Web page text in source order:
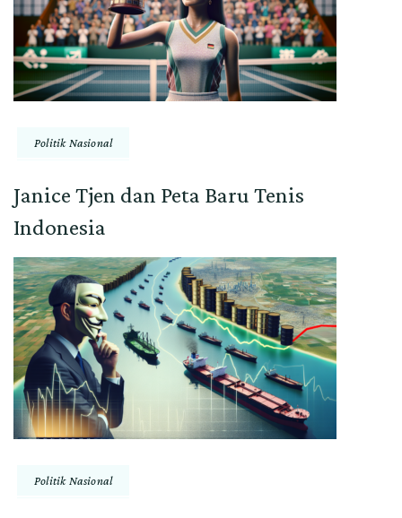
Politik Nasional
Janice Tjen dan Peta Baru Tenis
Indonesia
Politik Nasional